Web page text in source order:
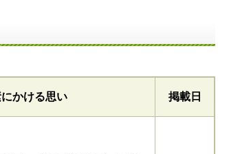
かける思い 掲載日